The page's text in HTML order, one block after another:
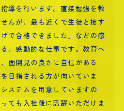
導を行います。直接勉強を教
んが、最も近くで生徒と接す
で合格できました」などの感
、感動的な仕事です。教育へ
面倒見の良さに自信がある
目指される方が向いていま
ステムを用意していますの
ても入社後に活躍いただけま